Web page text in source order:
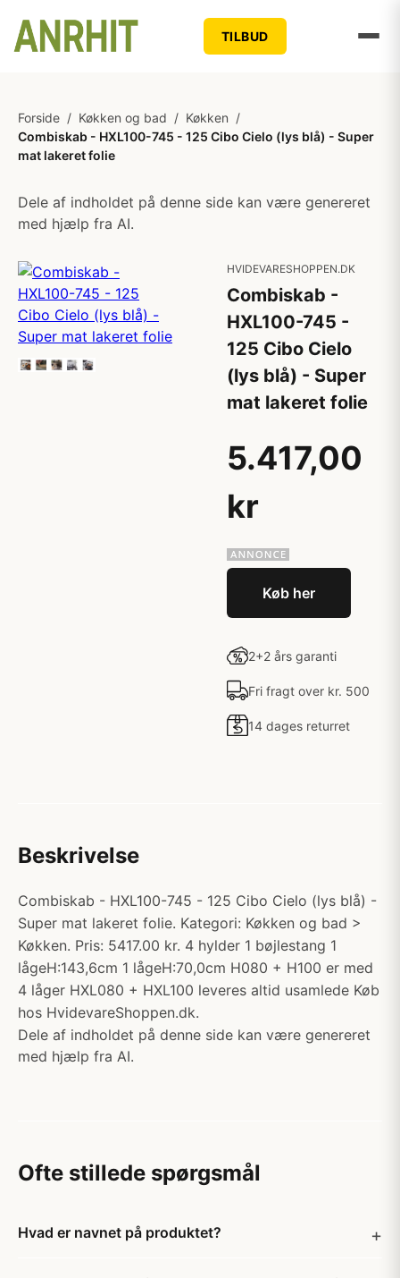
TILBUD
Forside / Køkken og bad / Køkken /
Combiskab - HXL100-745 - 125 Cibo Cielo (lys blå) - Super
mat lakeret folie
Dele af indholdet på denne side kan være genereret
med hjælp fra AI.
HVIDEVARESHOPPEN.DK
Combiskab -
HXL100-745 -
125 Cibo Cielo
(lys blå) - Super
mat lakeret folie
5.417,00
kr
Køb her
2+2 års garanti
Fri fragt over kr. 500
14 dages returret
Beskrivelse
Combiskab - HXL100-745 - 125 Cibo Cielo (lys blå) -
Super mat lakeret folie. Kategori: Køkken og bad >
Køkken. Pris: 5417.00 kr. 4 hylder 1 bøjlestang 1
lågeH:143,6cm 1 lågeH:70,0cm H080 + H100 er med
4 låger HXL080 + HXL100 leveres altid usamlede Køb
hos HvidevareShoppen.dk.
Dele af indholdet på denne side kan være genereret
med hjælp fra AI.
Ofte stillede spørgsmål
Hvad er navnet på produktet?